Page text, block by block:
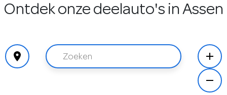
Ontdek onze deelauto's in Assen